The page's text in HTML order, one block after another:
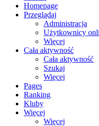
Homepage
Przeglądaj
Administracja
Użytkownicy
Więcej
Cała aktywność
Cała aktywność
Szukaj
Więcej
Pages
Ranking
Kluby
Więcej
Więcej